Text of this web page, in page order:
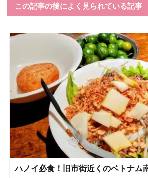
この記事の後によく見られている記事
ハノイ必食！旧市街近くのベトナム